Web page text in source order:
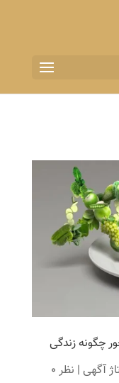
چگونه زندگی
آگهی| نظر 0